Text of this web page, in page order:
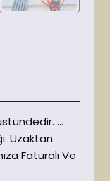
...
Uzaktan
Faturalı Ve